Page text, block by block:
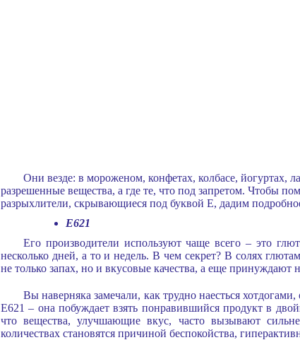
Они везде: в мороженом, конфетах, колбасе, йогуртах,
разрешенные вещества, а где те, что под запретом. Чтобы
разрыхлители, скрывающиеся под буквой E, дадим
E621
Его производители используют чаще всего – это
несколько дней, а то и недель. В чем секрет? В солях
не только запах, но и вкусовые качества, а еще принуждают
Вы наверняка замечали, как трудно наесться
E621 – она побуждает взять понравившийся продукт в
что вещества, улучшающие вкус, часто вызывают
количествах становятся причиной беспокойства,